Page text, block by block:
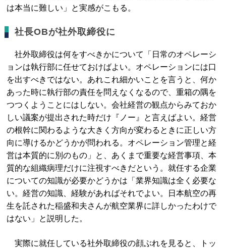
は本当に難しい」と実感がこもる。
社長OBが社外取締役に
社外取締役は何をすべきかについて「日常のオペレーシ
ョンは執行部に任せておけばよい。オペレーションには口
を出すべきではない。あれこれ細かいことを言うと、何か
あった時に執行部の責任を問えなくなるので、重箱の隅を
つつくようことにはしない。会社経営の観点からみておか
しい議案が提出された時だけ『ノー』と言えばよい。経営
の根幹に関わるような大きく方向が変わるときに正しい方
向に導けるかどうかが問われる。オペレーション管理と経
営は本質的に別のもの」と、あくまで重要な経営事項、本
質的な組織病理だけに注視すべきだという。就任する企業
についての知識が必要かどうかは「業界知識は全く必要な
い。経営の知識、経験があればそれでよい。日本航空の再
生を託された稲盛和夫さんが航空業界に詳しかったわけで
はない」と説明した。
実際に就任している社外取締役の顔ぶれを見ると、トッ